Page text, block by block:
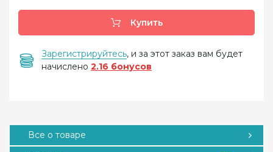
Купить
Зарегистрируйтесь, и за этот заказ вам будет
начислено 2.16 бонусов
Все о товаре